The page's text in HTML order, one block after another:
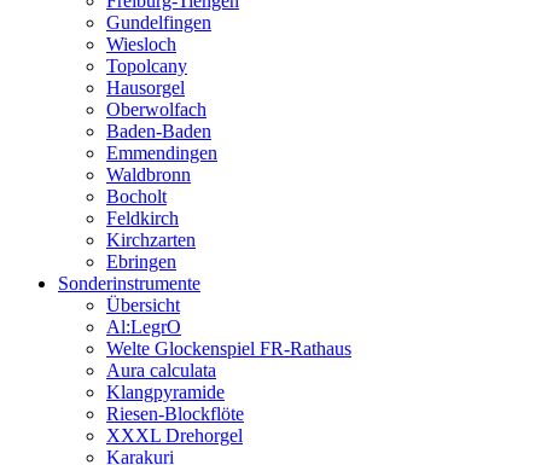
Gundelfingen
Wiesloch
Topolcany
Hausorgel
Oberwolfach
Baden-Baden
Emmendingen
Waldbronn
Bocholt
Feldkirch
Kirchzarten
Ebringen
Sonderinstrumente
Übersicht
Al:LegrO
Welte Glockenspiel FR-Rathaus
Aura calculata
Klangpyramide
Riesen-Blockflöte
XXXL Drehorgel
Karakuri